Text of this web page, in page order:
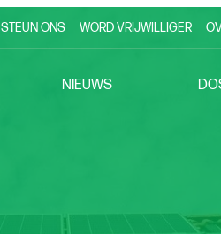
STEUN ONS WORD VRIJWILLIGER
NIEUWS